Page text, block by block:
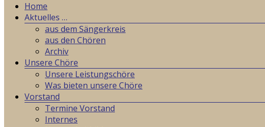
Weil
gemeinsames
Singen
lieben!
Home
Aktuelles …
aus dem Sängerkreis
aus den Chören
Archiv
Unsere Chöre
Unsere Leistungschöre
Was bieten unsere Chöre
Vorstand
Termine Vorstand
Internes